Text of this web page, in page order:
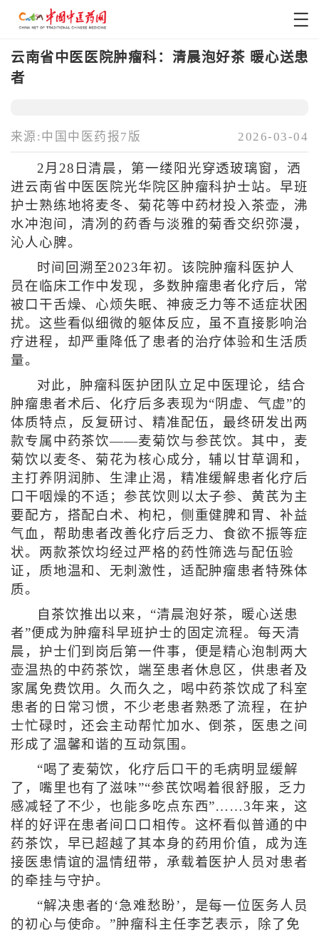
云南省中医医院肿瘤科：清晨泡好茶 暖心送患
者
来源:中国中医药报7版 2026-03-04
2月28日清晨，第一缕阳光穿透玻璃窗，洒
进云南省中医医院光华院区肿瘤科护士站。早班
护士熟练地将麦冬、菊花等中药材投入茶壶，沸
水冲泡间，清冽的药香与淡雅的菊香交织弥漫，
沁人心脾。
时间回溯至2023年初。该院肿瘤科医护人
员在临床工作中发现，多数肿瘤患者化疗后，常
被口干舌燥、心烦失眠、神疲乏力等不适症状困
扰。这些看似细微的躯体反应，虽不直接影响治
疗进程，却严重降低了患者的治疗体验和生活质
量。
对此，肿瘤科医护团队立足中医理论，结合
肿瘤患者术后、化疗后多表现为“阴虚、气虚”的
体质特点，反复研讨、精准配伍，最终研发出两
款专属中药茶饮——麦菊饮与参芪饮。其中，麦
菊饮以麦冬、菊花为核心成分，辅以甘草调和，
主打养阴润肺、生津止渴，精准缓解患者化疗后
口干咽燥的不适；参芪饮则以太子参、黄芪为主
要配方，搭配白术、枸杞，侧重健脾和胃、补益
气血，帮助患者改善化疗后乏力、食欲不振等症
状。两款茶饮均经过严格的药性筛选与配伍验
证，质地温和、无刺激性，适配肿瘤患者特殊体
质。
自茶饮推出以来，“清晨泡好茶，暖心送患
者”便成为肿瘤科早班护士的固定流程。每天清
晨，护士们到岗后第一件事，便是精心泡制两大
壶温热的中药茶饮，端至患者休息区，供患者及
家属免费饮用。久而久之，喝中药茶饮成了科室
患者的日常习惯，不少老患者熟悉了流程，在护
士忙碌时，还会主动帮忙加水、倒茶，医患之间
形成了温馨和谐的互动氛围。
“喝了麦菊饮，化疗后口干的毛病明显缓解
了，嘴里也有了滋味”“参芪饮喝着很舒服，乏力
感减轻了不少，也能多吃点东西”……3年来，这
样的好评在患者间口口相传。这杯看似普通的中
药茶饮，早已超越了其本身的药用价值，成为连
接医患情谊的温情纽带，承载着医护人员对患者
的牵挂与守护。
“解决患者的‘急难愁盼’，是每一位医务人员
的初心与使命。”肿瘤科主任李艺表示，除了免